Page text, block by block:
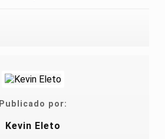
Publicado por:
Kevin Eleto